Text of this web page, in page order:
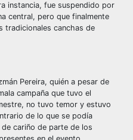
instancia, fue suspendido por
central, pero que finalmente
tradicionales canchas de
Pereira, quién a pesar de
campaña que tuvo el
no tuvo temor y estuvo
de lo que se podía
cariño de parte de los